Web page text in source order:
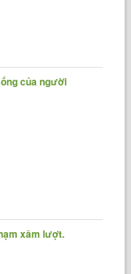
của người
xâm lượt.